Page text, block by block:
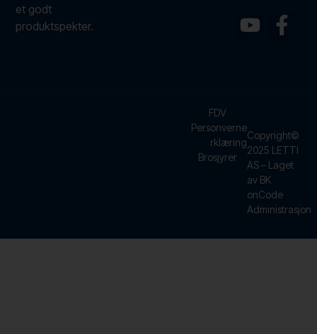
et godt
produktspekter.
Copyright©
2025 LETTI
AS – Laget
av BK
onCode
Administrasjon
FDV
Personverne
rklæring
Brosjyrer